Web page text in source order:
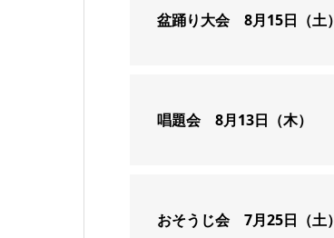
盆踊り大会 8月15日（土）
唱題会 8月13日（木）
おそうじ会 7月25日（土）